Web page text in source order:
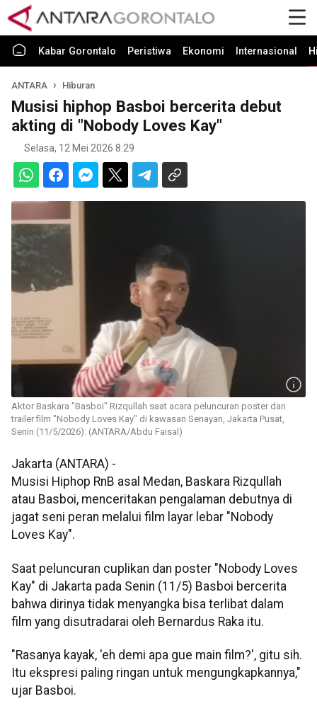
Kabar Gorontalo Peristiwa Ekonomi Internasional
ANTARA Hiburan
Musisi hiphop Basboi bercerita debut
akting di "Nobody Loves Kay"
Selasa, 12 Mei 2026 8:29
Aktor Baskara "Basboi" Rizqullah saat acara peluncuran poster dan
trailer film "Nobody Loves Kay" di kawasan Senayan, Jakarta Pusat,
Senin (11/5/2026). (ANTARA/Abdu Faisal)
Jakarta (ANTARA) -
Musisi Hiphop RnB asal Medan, Baskara Rizqullah
atau Basboi, menceritakan pengalaman debutnya di
jagat seni peran melalui film layar lebar "Nobody
Loves Kay".
Saat peluncuran cuplikan dan poster "Nobody Loves
Kay" di Jakarta pada Senin (11/5) Basboi bercerita
bahwa dirinya tidak menyangka bisa terlibat dalam
film yang disutradarai oleh Bernardus Raka itu.
"Rasanya kayak, 'eh demi apa gue main film?', gitu sih.
Itu ekspresi paling ringan untuk mengungkapkannya,"
ujar Basboi.